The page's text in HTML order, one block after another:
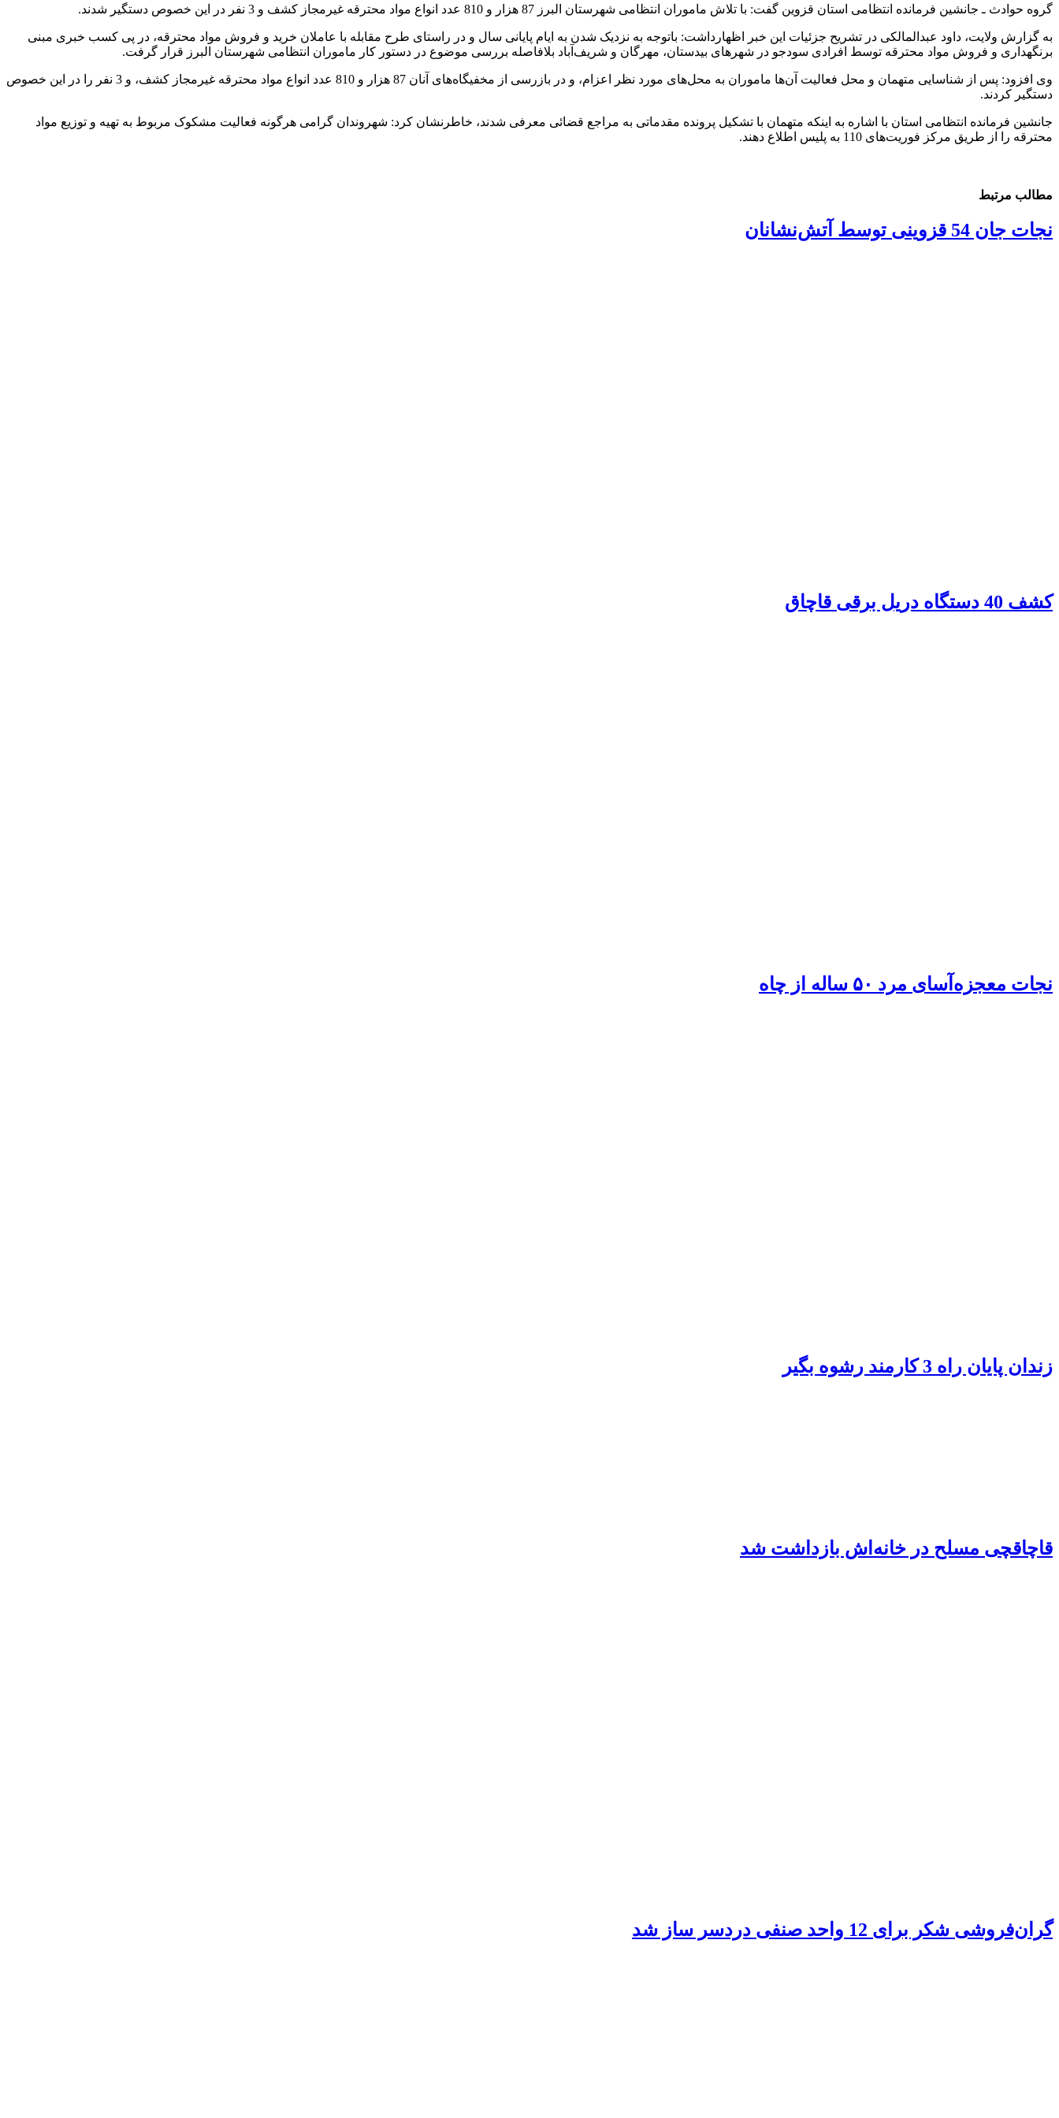
گروه حوادث ـ جانشین فرمانده انتظامی استان قزوین گفت: با تلاش ماموران انتظامی شهرستان البرز 87 هزار و 810 عدد انواع مواد محترقه غیرمجاز کشف و 3 نفر در این خصوص دستگیر شدند.
به گزارش ولایت، داود عبدالمالکی در تشریح جزئیات این خبر اظهارداشت: باتوجه به نزدیک شدن به ایام پایانی سال و در راستای طرح مقابله با عاملان خرید و فروش مواد محترقه، در پی کسب خبری مبنی
برنگهداری و فروش مواد محترقه توسط افرادی سودجو در شهرهای بیدستان، مهرگان و شریف‌آباد بلافاصله بررسی موضوع در دستور کار ماموران انتظامی شهرستان البرز قرار گرفت.
وی افزود: پس از شناسایی متهمان و محل فعالیت آن‌ها ماموران به محل‌های مورد نظر اعزام، و در بازرسی از مخفیگاه‌های آنان 87 هزار و 810 عدد انواع مواد محترقه غیرمجاز کشف، و 3 نفر را در این خصوص
دستگیر کردند.
جانشین فرمانده انتظامی استان با اشاره به اینکه متهمان با تشکیل پرونده مقدماتی به مراجع قضائی معرفی شدند، خاطرنشان کرد: شهروندان گرامی هرگونه فعالیت مشکوک مربوط به تهیه و توزیع مواد
محترقه را از طریق مرکز فوریت‌های 110 به پلیس اطلاع دهند.
مطالب مرتبط
نجات جان 54 قزوینی توسط آتش‌نشانان
کشف 40 دستگاه دریل برقی قاچاق
نجات معجزه‌آسای مرد ۵۰ ساله از چاه
زندان پایان راه 3 کارمند رشوه بگیر
قاچاقچی مسلح در خانه‌اش بازداشت شد
گران‌فروشی شکر برای 12 واحد صنفی دردسر ساز شد